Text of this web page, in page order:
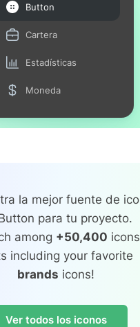
Button
Cartera
Estadísticas
Moneda
la mejor fuente de
para tu proyecto.
among +50,400 icons
including your favorite
brands icons!
Ver todos los iconos